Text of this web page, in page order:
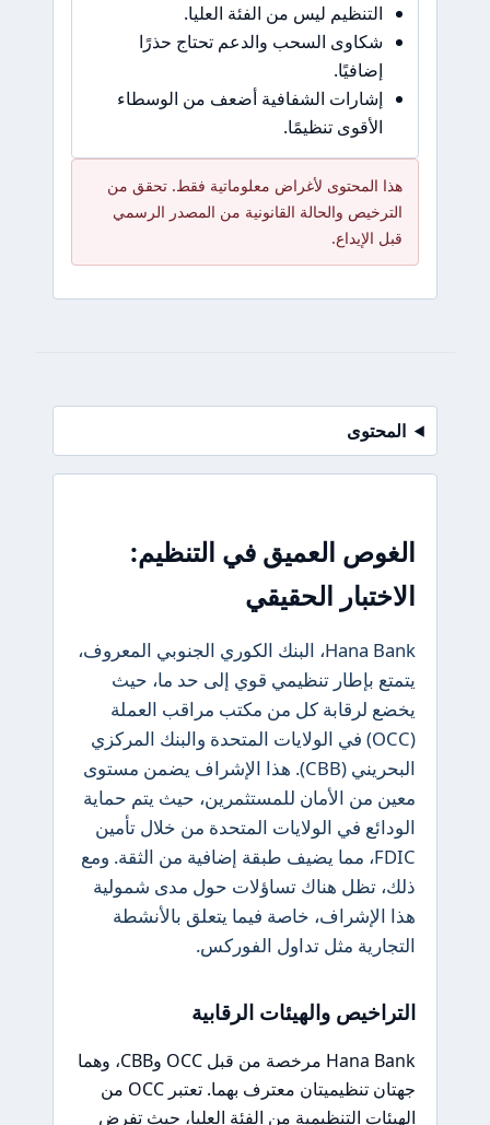
التنظيم ليس من الفئة العليا.
شكاوى السحب والدعم تحتاج حذرًا
إضافيًا.
إشارات الشفافية أضعف من الوسطاء
الأقوى تنظيمًا.
هذا المحتوى لأغراض معلوماتية فقط. تحقق من
الترخيص والحالة القانونية من المصدر الرسمي
قبل الإيداع.
المحتوى
الغوص العميق في التنظيم:
الاختبار الحقيقي
Hana Bank، البنك الكوري الجنوبي المعروف،
يتمتع بإطار تنظيمي قوي إلى حد ما، حيث
يخضع لرقابة كل من مكتب مراقب العملة
(OCC) في الولايات المتحدة والبنك المركزي
البحريني (CBB). هذا الإشراف يضمن مستوى
معين من الأمان للمستثمرين، حيث يتم حماية
الودائع في الولايات المتحدة من خلال تأمين
FDIC، مما يضيف طبقة إضافية من الثقة. ومع
ذلك، تظل هناك تساؤلات حول مدى شمولية
هذا الإشراف، خاصة فيما يتعلق بالأنشطة
التجارية مثل تداول الفوركس.
التراخيص والهيئات الرقابية
Hana Bank مرخصة من قبل OCC وCBB، وهما
جهتان تنظيميتان معترف بهما. تعتبر OCC من
الهيئات التنظيمية من الفئة العليا، حيث تفرض